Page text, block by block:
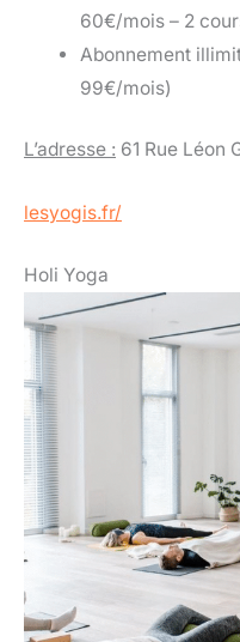
60€/mois – 2
Abonnement
99€/mois)
L’adresse : 61 Rue Léon
lesyogis.fr/
Holi Yoga